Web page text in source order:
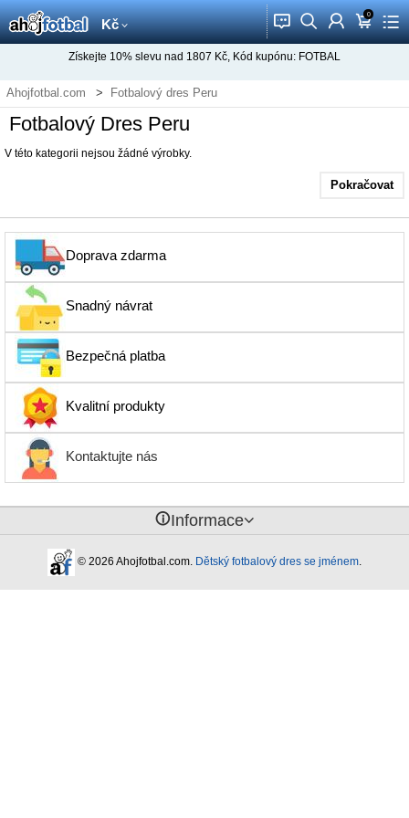
Kč 󰂱 󰂨 󰃳 0
󰃦 󰃖
Získejte 10% slevu nad 1807 Kč, Kód kupónu: FOTBAL
Ahojfotbal.com Fotbalový dres Peru
Fotbalový Dres Peru
V této kategorii nejsou žádné výrobky.
Pokračovat
Doprava zdarma
Snadný návrat
Bezpečná platba
Kvalitní produkty
Kontaktujte nás
󰈢Informace
© 2026 Ahojfotbal.com. Dětský fotbalový dres se jménem.